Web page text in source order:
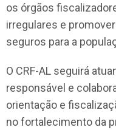
os órgãos
irregulares e
seguros para a
O CRF-AL seguirá
responsável e
orientação e
no fortalecimento da